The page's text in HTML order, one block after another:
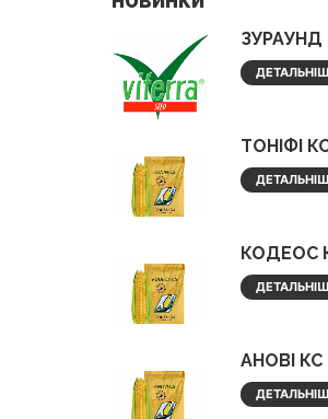
ЗУРАУНД
ТОНІФІ
КОДЕОС
АНОВІ КС